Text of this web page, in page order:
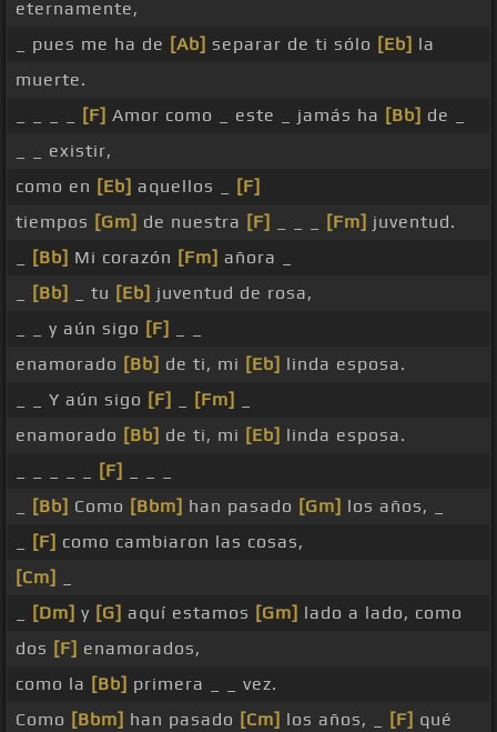
eternamente,
_ pues me ha de [Ab] separar de ti sólo [Eb] la
muerte.
[F] Amor como _ este _ jamás ha [Bb] de _
_ _ existir,
como en [Eb] aquellos _
[F]
tiempos [Gm] de nuestra [F] [Fm] juventud.
[Bb] Mi corazón [Fm] añora _
[Bb] _ tu [Eb] juventud de rosa,
_ _ y aún sigo [F]
enamorado [Bb] de ti, mi [Eb] linda esposa.
_ _ Y aún sigo [F] [Fm]
enamorado [Bb] de ti, mi [Eb] linda esposa.
[F]
[Bb] Como [Bbm] han pasado [Gm] los años, _
[F] como cambiaron las cosas,
[Cm]
[Dm] y [G] aquí estamos [Gm] lado a lado, como
dos [F] enamorados,
como la [Bb] primera _ _ vez.
Como [Bbm] han pasado [Cm] los años, _ [F] qué